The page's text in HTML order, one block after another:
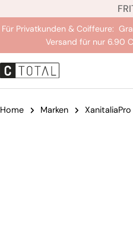
p
r
a
c
h
FR
Für Privatkunden & Coiffeure:
Versand für nur 6.90
Home Marken XanitaliaPro